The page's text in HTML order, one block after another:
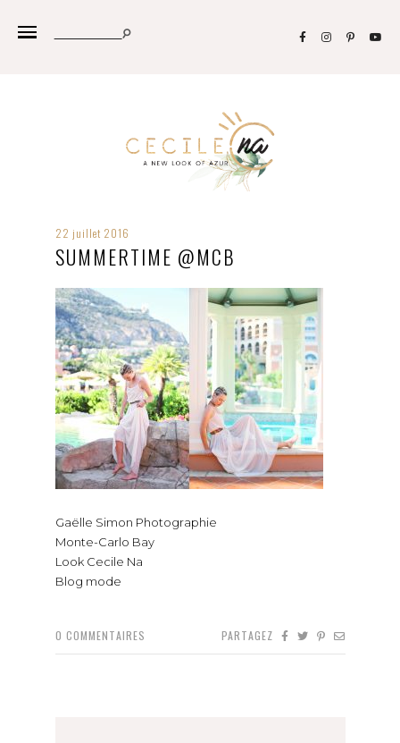
22 juillet 2016
SUMMERTIME @MCB
Gaëlle Simon Photographie
Monte-Carlo Bay
Look Cecile Na
Blog mode
0 COMMENTAIRES PARTAGEZ